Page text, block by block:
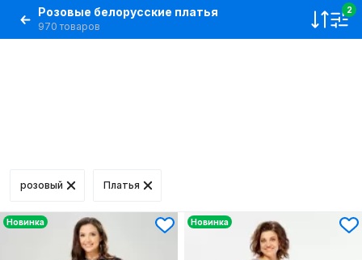
Розовые белорусские платья
970 товаров
2
розовый Платья
Новинка Новинка